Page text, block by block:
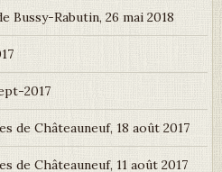
Bussy-Rabutin, 26 mai 2018
2017
de Châteauneuf, 18 août 2017
de Châteauneuf, 11 août 2017